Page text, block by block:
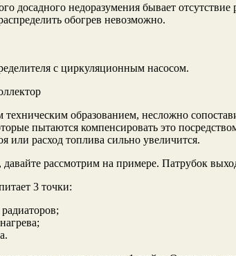
досадного недоразумения бывает
обогрев невозможно.
с циркуляционным насосом.
техническим образованием, несложно
пытаются компенсировать это
или расход топлива сильно увеличится.
рассмотрим на примере. Патрубок
3 точки: